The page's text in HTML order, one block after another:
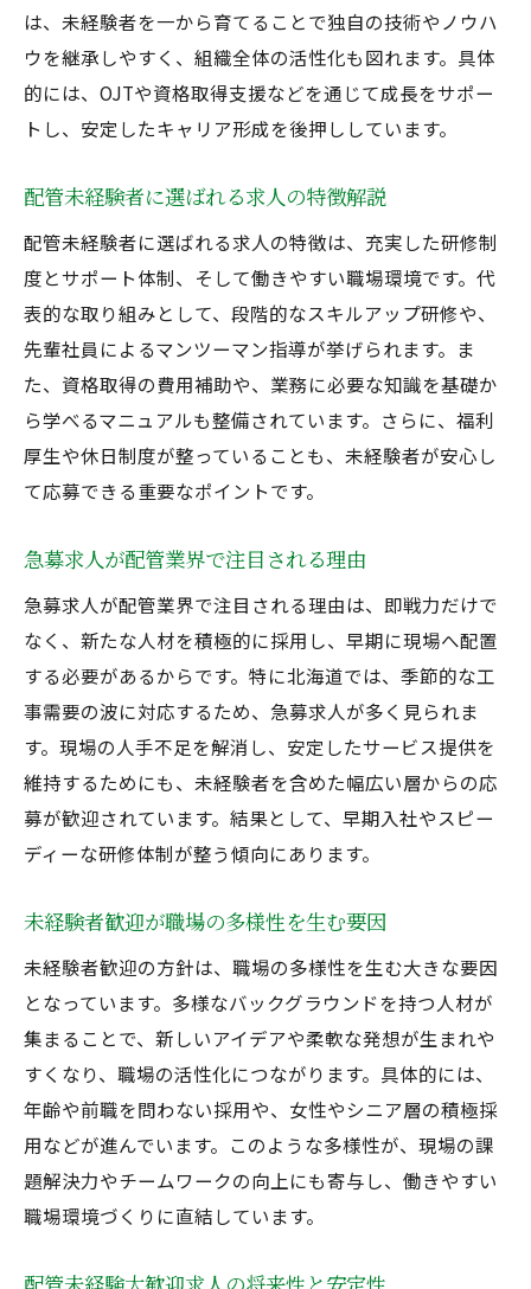
は、未経験者を一から育てることで独自の技術やノウハ
ウを継承しやすく、組織全体の活性化も図れます。具体
的には、OJTや資格取得支援などを通じて成長をサポー
トし、安定したキャリア形成を後押ししています。
配管未経験者に選ばれる求人の特徴解説
配管未経験者に選ばれる求人の特徴は、充実した研修制
度とサポート体制、そして働きやすい職場環境です。代
表的な取り組みとして、段階的なスキルアップ研修や、
先輩社員によるマンツーマン指導が挙げられます。ま
た、資格取得の費用補助や、業務に必要な知識を基礎か
ら学べるマニュアルも整備されています。さらに、福利
厚生や休日制度が整っていることも、未経験者が安心し
て応募できる重要なポイントです。
急募求人が配管業界で注目される理由
急募求人が配管業界で注目される理由は、即戦力だけで
なく、新たな人材を積極的に採用し、早期に現場へ配置
する必要があるからです。特に北海道では、季節的な工
事需要の波に対応するため、急募求人が多く見られま
す。現場の人手不足を解消し、安定したサービス提供を
維持するためにも、未経験者を含めた幅広い層からの応
募が歓迎されています。結果として、早期入社やスピー
ディーな研修体制が整う傾向にあります。
未経験者歓迎が職場の多様性を生む要因
未経験者歓迎の方針は、職場の多様性を生む大きな要因
となっています。多様なバックグラウンドを持つ人材が
集まることで、新しいアイデアや柔軟な発想が生まれや
すくなり、職場の活性化につながります。具体的には、
年齢や前職を問わない採用や、女性やシニア層の積極採
用などが進んでいます。このような多様性が、現場の課
題解決力やチームワークの向上にも寄与し、働きやすい
職場環境づくりに直結しています。